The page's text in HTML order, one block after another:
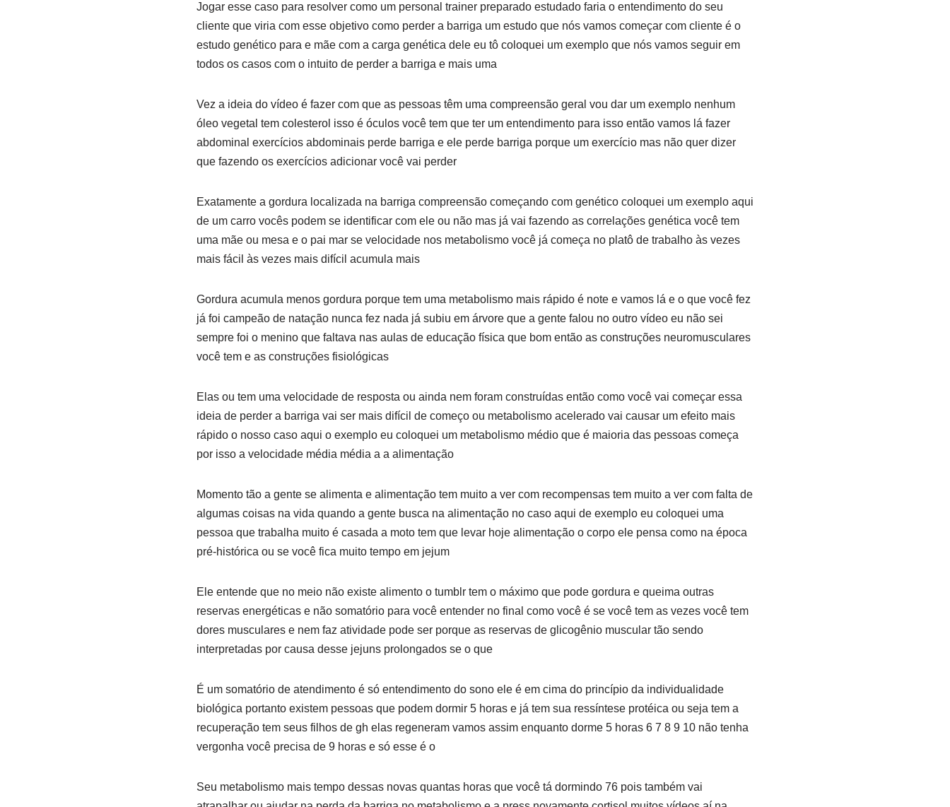
Jogar esse caso para resolver como um personal trainer preparado estudado faria o entendimento do seu
cliente que viria com esse objetivo como perder a barriga um estudo que nós vamos começar com cliente é o
estudo genético para e mãe com a carga genética dele eu tô coloquei um exemplo que nós vamos seguir em
todos os casos com o intuito de perder a barriga e mais uma
Vez a ideia do vídeo é fazer com que as pessoas têm uma compreensão geral vou dar um exemplo nenhum
óleo vegetal tem colesterol isso é óculos você tem que ter um entendimento para isso então vamos lá fazer
abdominal exercícios abdominais perde barriga e ele perde barriga porque um exercício mas não quer dizer
que fazendo os exercícios adicionar você vai perder
Exatamente a gordura localizada na barriga compreensão começando com genético coloquei um exemplo aqui
de um carro vocês podem se identificar com ele ou não mas já vai fazendo as correlações genética você tem
uma mãe ou mesa e o pai mar se velocidade nos metabolismo você já começa no platô de trabalho às vezes
mais fácil às vezes mais difícil acumula mais
Gordura acumula menos gordura porque tem uma metabolismo mais rápido é note e vamos lá e o que você fez
já foi campeão de natação nunca fez nada já subiu em árvore que a gente falou no outro vídeo eu não sei
sempre foi o menino que faltava nas aulas de educação física que bom então as construções neuromusculares
você tem e as construções fisiológicas
Elas ou tem uma velocidade de resposta ou ainda nem foram construídas então como você vai começar essa
ideia de perder a barriga vai ser mais difícil de começo ou metabolismo acelerado vai causar um efeito mais
rápido o nosso caso aqui o exemplo eu coloquei um metabolismo médio que é maioria das pessoas começa
por isso a velocidade média média a a alimentação
Momento tão a gente se alimenta e alimentação tem muito a ver com recompensas tem muito a ver com falta de
algumas coisas na vida quando a gente busca na alimentação no caso aqui de exemplo eu coloquei uma
pessoa que trabalha muito é casada a moto tem que levar hoje alimentação o corpo ele pensa como na época
pré-histórica ou se você fica muito tempo em jejum
Ele entende que no meio não existe alimento o tumblr tem o máximo que pode gordura e queima outras
reservas energéticas e não somatório para você entender no final como você é se você tem as vezes você tem
dores musculares e nem faz atividade pode ser porque as reservas de glicogênio muscular tão sendo
interpretadas por causa desse jejuns prolongados se o que
É um somatório de atendimento é só entendimento do sono ele é em cima do princípio da individualidade
biológica portanto existem pessoas que podem dormir 5 horas e já tem sua ressíntese protéica ou seja tem a
recuperação tem seus filhos de gh elas regeneram vamos assim enquanto dorme 5 horas 6 7 8 9 10 não tenha
vergonha você precisa de 9 horas e só esse é o
Seu metabolismo mais tempo dessas novas quantas horas que você tá dormindo 76 pois também vai